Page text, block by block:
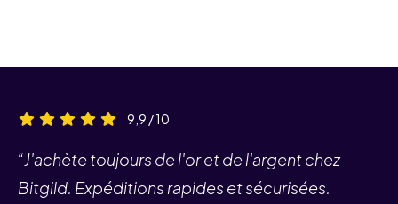
9,9 / 10
“J'achète toujours de l'or et de l'argent chez
Bitgild. Expéditions rapides et sécurisées.